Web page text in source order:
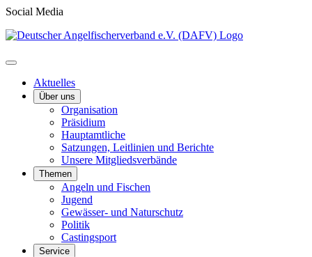
Social Media
Aktuelles
Über uns
Organisation
Präsidium
Hauptamtliche
Satzungen, Leitlinien und Berichte
Unsere Mitgliedsverbände
Themen
Angeln und Fischen
Jugend
Gewässer- und Naturschutz
Politik
Castingsport
Service